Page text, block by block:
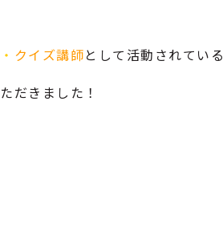
クイズ講師として活動されている
だきました！